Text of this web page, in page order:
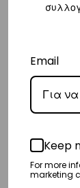
Διεθνή
– Τα έξοδα
– Η
– Οι χρόνοι
ημέρες.
Email
Keep
For more
marketing